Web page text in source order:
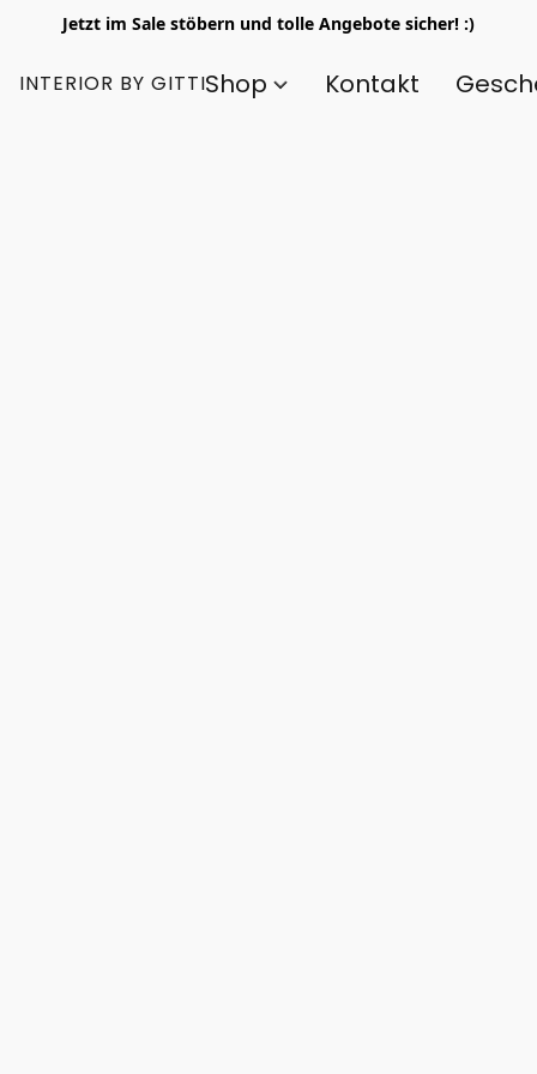
Jetzt im Sale stöbern und tolle Angebote sicher! :)
INTERIOR BY GITTIShop Kontakt